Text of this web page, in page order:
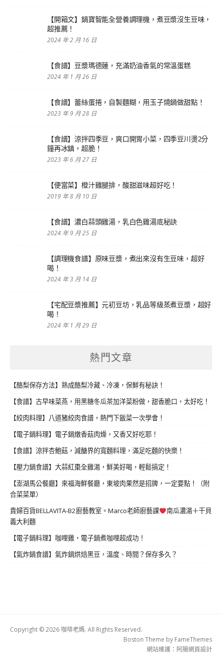
【開箱文】鍋寶智能全營養調理機，煮豆漿沒生豆味，
超推薦！
2024 年 2 月 16 日
【食譜】豆漿瑪德蓮，充滿奶油香氣的常溫蛋糕
2024 年 1 月 26 日
【食譜】蕾絲蛋捲，自製麵糊，用玉子燒鍋做甜點！
2023 年 9 月 28 日
【食譜】涼拌四季豆，爽口開胃小菜，四季豆川燙2分
鐘再冰鎮，超脆！
2023 年 6 月 27 日
【便當菜】橙汁雞腿排，酸甜滋味超好吃！
2019 年 8 月 10 日
【食譜】濃白蒜頭雞湯，乳白色雞湯底秘訣
2024 年 9 月 25 日
【調理機食譜】原味豆漿，煮出來沒有生豆味，超好
喝！
2024 年 3 月 14 日
【宅配豆漿推薦】元初豆坊，乳品等級蒸煮豆漿，超好
喝！
2024 年 1 月 29 日
熱門文章
【酪梨保存方法】熟成酪梨冷藏、冷凍，保鮮有秘訣！
【食譜】古早味菜燕，用黑糖冬瓜茶加洋菜粉做，甜香脆口，太好吃！
【絞肉料理】八道豬絞肉食譜，熱門下飯菜一次學會！
【電子鍋料理】電子鍋燉香菇肉燥，又香又好吃耶！
【食譜】涼拌杏鮑菇，減醣界的寬麵料理，滿足吃麵的快樂！
【壓力鍋食譜】大蒜紅棗全雞湯，鮮美好喝，輕鬆搞定！
【澎湖馬公餐廳】來福海鮮餐廳，東坡肉果然是招牌，一定要點！（附
合菜菜單）
貴婦百貨BELLAVITA-B2廚藝教室。Marco老師廚藝課
南瓜濃湯＋干貝
義大利麵
【電子鍋料理】咖哩雞，電子鍋煮咖哩超成功！
【氣炸鍋食譜】氣炸鍋烘焙黑豆，溫度、時間？保存多久？
Copyright © 2026 咖啡老媽. All Rights Reserved.
Boston Theme by FameThemes
網站維護： 阿腸網頁設計